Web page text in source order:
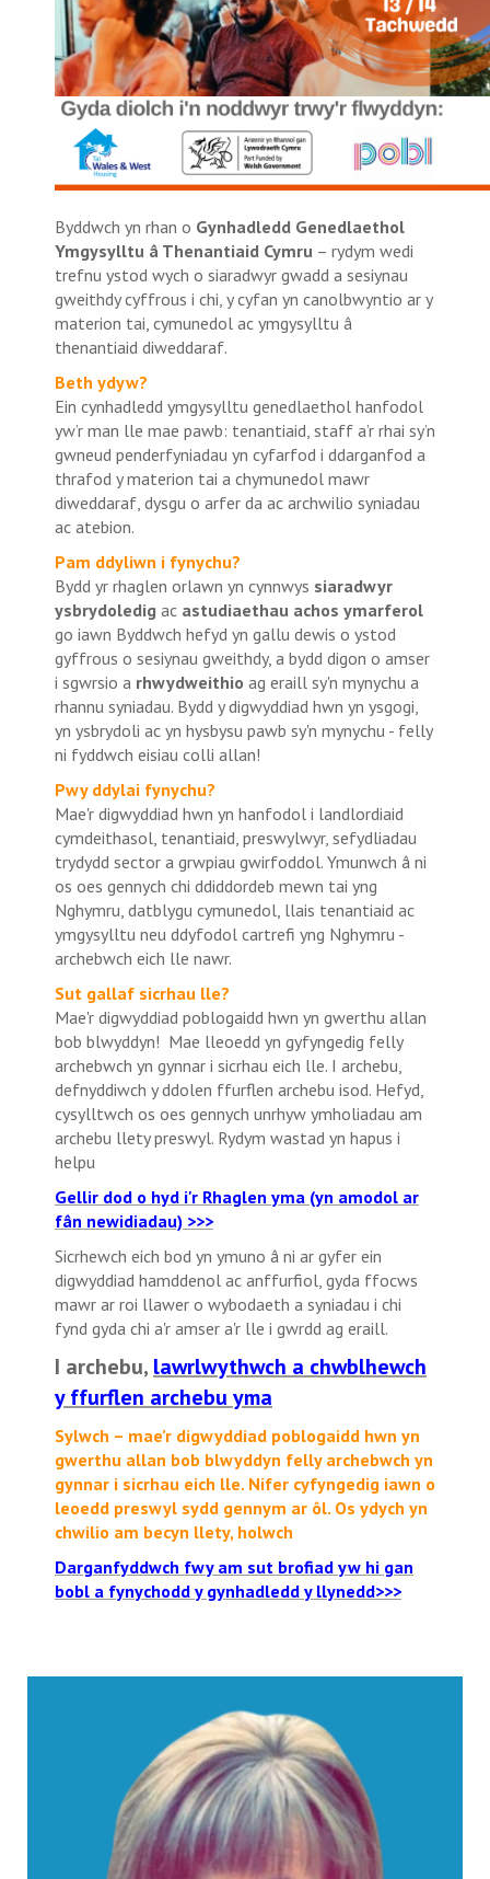
Byddwch yn rhan o Gynhadledd Genedlaethol
Ymgysylltu â Thenantiaid Cymru – rydym wedi
trefnu ystod wych o siaradwyr gwadd a sesiynau
gweithdy cyffrous i chi, y cyfan yn canolbwyntio ar y
materion tai, cymunedol ac ymgysylltu â
thenantiaid diweddaraf.
Beth ydyw?
Ein cynhadledd ymgysylltu genedlaethol hanfodol
yw’r man lle mae pawb: tenantiaid, staff a’r rhai sy’n
gwneud penderfyniadau yn cyfarfod i ddarganfod a
thrafod y materion tai a chymunedol mawr
diweddaraf, dysgu o arfer da ac archwilio syniadau
ac atebion.
Pam ddyliwn i fynychu?
Bydd yr rhaglen orlawn yn cynnwys siaradwyr
ysbrydoledig ac astudiaethau achos ymarferol
go iawn Byddwch hefyd yn gallu dewis o ystod
gyffrous o sesiynau gweithdy, a bydd digon o amser
i sgwrsio a rhwydweithio ag eraill sy'n mynychu a
rhannu syniadau. Bydd y digwyddiad hwn yn ysgogi,
yn ysbrydoli ac yn hysbysu pawb sy'n mynychu - felly
ni fyddwch eisiau colli allan!
Pwy ddylai fynychu?
Mae'r digwyddiad hwn yn hanfodol i landlordiaid
cymdeithasol, tenantiaid, preswylwyr, sefydliadau
trydydd sector a grwpiau gwirfoddol. Ymunwch â ni
os oes gennych chi ddiddordeb mewn tai yng
Nghymru, datblygu cymunedol, llais tenantiaid ac
ymgysylltu neu ddyfodol cartrefi yng Nghymru -
archebwch eich lle nawr.
Sut gallaf sicrhau lle?
Mae'r digwyddiad poblogaidd hwn yn gwerthu allan
bob blwyddyn! Mae lleoedd yn gyfyngedig felly
archebwch yn gynnar i sicrhau eich lle. I archebu,
defnyddiwch y ddolen ffurflen archebu isod. Hefyd,
cysylltwch os oes gennych unrhyw ymholiadau am
archebu llety preswyl. Rydym wastad yn hapus i
helpu
Gellir dod o hyd i'r Rhaglen yma (yn amodol ar
fân newidiadau) >>>
Sicrhewch eich bod yn ymuno â ni ar gyfer ein
digwyddiad hamddenol ac anffurfiol, gyda ffocws
mawr ar roi llawer o wybodaeth a syniadau i chi
fynd gyda chi a'r amser a'r lle i gwrdd ag eraill.
I archebu, lawrlwythwch a chwblhewch
y ffurflen archebu yma
Sylwch – mae’r digwyddiad poblogaidd hwn yn
gwerthu allan bob blwyddyn felly archebwch yn
gynnar i sicrhau eich lle. Nifer cyfyngedig iawn o
leoedd preswyl sydd gennym ar ôl. Os ydych yn
chwilio am becyn llety, holwch
Darganfyddwch fwy am sut brofiad yw hi gan
bobl a fynychodd y gynhadledd y llynedd>>>